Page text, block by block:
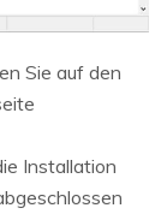
Sie auf den
Installation